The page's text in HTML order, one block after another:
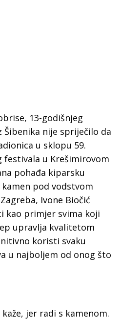
13-godišnjeg
Šibenika nije spriječilo da
u sklopu 59.
festivala u Krešimirovom
pohađa kiparsku
pod vodstvom
Ivone Biočić
kao primjer svima koji
upravlja kvalitetom
koristi svaku
u najboljem od onog što
jer radi s kamenom.